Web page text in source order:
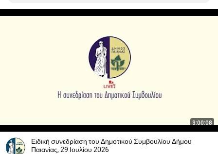
3:00:08
Ειδική συνεδρίαση του Δημοτικού Συμβουλίου Δήμου
Παιανίας, 29 Ιουλίου 2026